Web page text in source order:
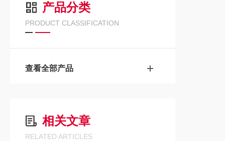
产品分类
PRODUCT CLASSIFICATION
查看全部产品
相关文章
RELATED ARTICLES